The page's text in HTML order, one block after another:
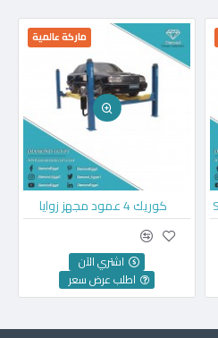
ماركة عالمية
كوريك 4 عمود مجهز زوايا
اشتري الآن
اطلب عرض سعر